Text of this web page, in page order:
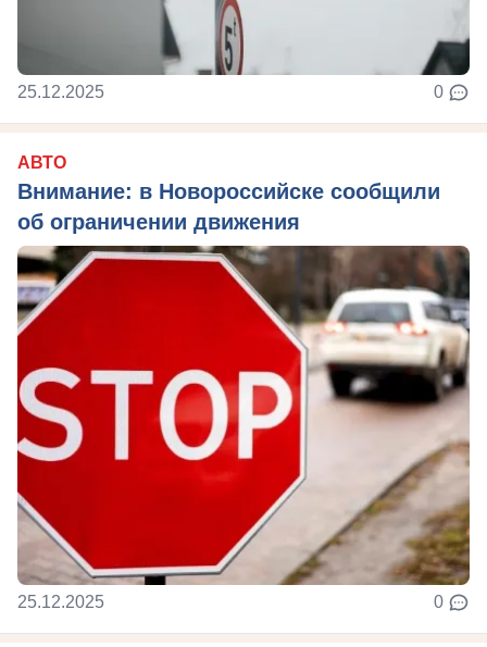
25.12.2025 0
АВТО
Внимание: в Новороссийске сообщили
об ограничении движения
25.12.2025 0